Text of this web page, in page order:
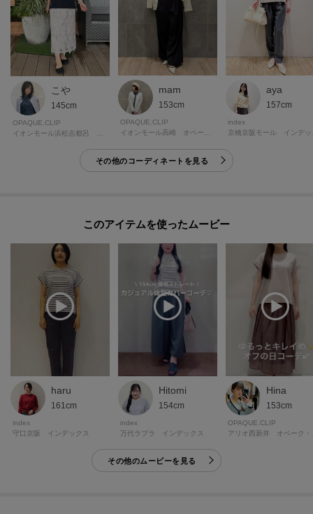
こや
145cm
OPAQUE.CLIP
mam
153cm
OPAQUE.CLIP
イオンモール高崎 オペーク・ドット・クリップ
aya
157cm
index
京
その他のコーディネートを見る
このアイテムを使ったムービー
haru
161cm
index
守口京阪 インデックス
Hitomi
154cm
index
万代ラブラ インデックス
Hina
153cm
OPAQUE.CLIP
その他のムービーを見る